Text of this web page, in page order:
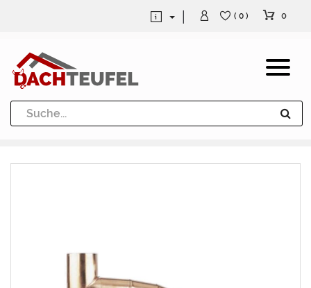
Dachrinne und Fallrohre
Werkzeuge und Löttechnik
( 0 ) 0